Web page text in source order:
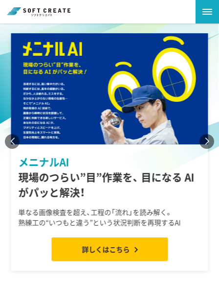
メニナルAI
現場のつらい”目”作業を、 目になる AI
がパッと解決！
単なる画像検査を超え、工程の「流れ」を読み解く。
熟練工の“いつもと違う”という状況判断を再現するAI
詳しくはこちら